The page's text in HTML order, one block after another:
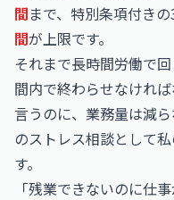
間まで、特別条項付き
間が上限です。
それまで長時間労働で
間内で終わらせなけれ
言うのに、業務量は減
のストレス相談として
す。
「残業できないのに仕